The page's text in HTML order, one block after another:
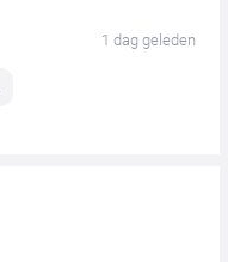
1 dag geleden